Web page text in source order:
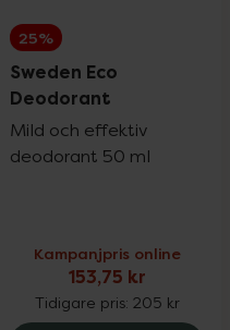
25%
Sweden Eco
Deodorant
Mild och effektiv
deodorant 50 ml
Kampanjpris online
153,75 kr
Tidigare pris: 205 kr